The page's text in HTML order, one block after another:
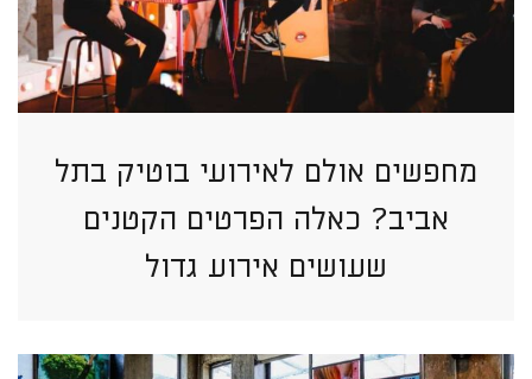
מחפשים אולם לאירועי בוטיק בתל
אביב? כאלה הפרטים הקטנים
שעושים אירוע גדול